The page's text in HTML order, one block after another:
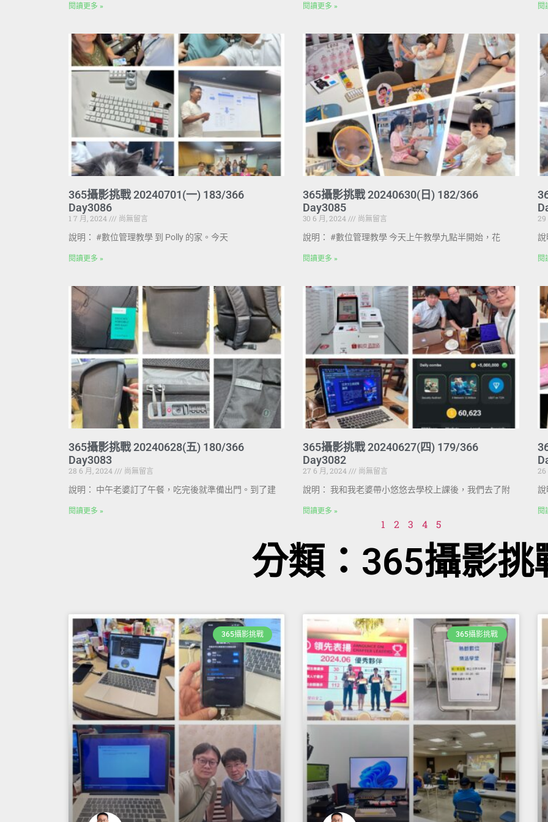
閱讀更多 » 閱讀更多 » 閱
365攝影挑戰 20240701(一) 183/366
Day3086
1 7 月, 2024
尚無留言
說明： #數位管理教學 到 Polly 的家。今天
閱讀更多 »
365攝影挑戰 20240630(日) 182/366
Day3085
30 6 月, 2024
尚無留言
說明： #數位管理教學 今天上午教學九點半開始，花
閱讀更多 »
29
說
閱
365攝影挑戰 20240628(五) 180/366
Day3083
28 6 月, 2024
尚無留言
說明： 中午老婆訂了午餐，吃完後就準備出門。到了建
閱讀更多 »
365攝影挑戰 20240627(四) 179/366
Day3082
27 6 月, 2024
尚無留言
說明： 我和我老婆帶小悠悠去學校上課後，我們去了附
閱讀更多 »
26
說
閱
1 2 3 4 5
分類：365攝影挑
365攝影挑戰 365攝影挑戰